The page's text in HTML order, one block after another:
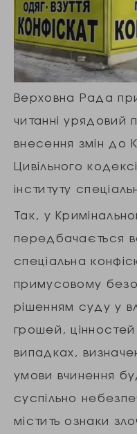
Верховна Рада
читанні урядовий
внесення змін до
Цивільного
інституту
Так, у
передбачається
спеціальна
примусовому
рішенням суду у
грошей,
випадках,
умови вчинення
суспільно
містить ознаки